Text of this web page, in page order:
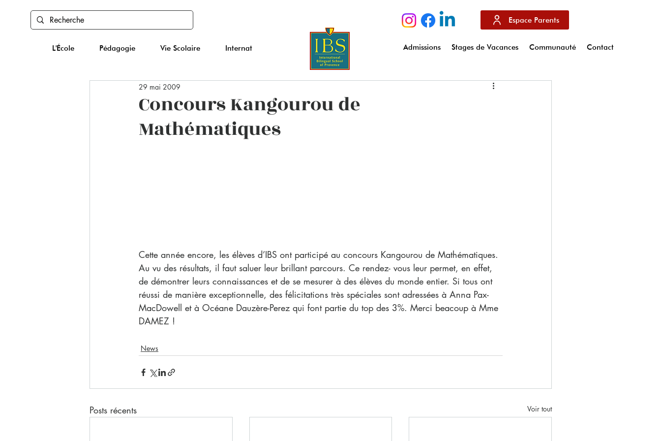
Espace Parents
L'École Pédagogie Vie Scolaire Internat Admissions Stages de Vacances Communauté Contact
Concours Kangourou de
Mathématiques
29 mai 2009
Cette année encore, les élèves d’IBS ont participé au concours Kangourou de Mathématiques.
Au vu des résultats, il faut saluer leur brillant parcours. Ce rendez- vous leur permet, en effet,
de démontrer leurs connaissances et de se mesurer à des élèves du monde entier. Si tous ont
réussi de manière exceptionnelle, des félicitations très spéciales sont adressées à Anna Pax-
MacDowell et à Océane Dauzère-Perez qui font partie du top des 3%. Merci beacoup à Mme
DAMEZ !
News
Posts récents Voir tout